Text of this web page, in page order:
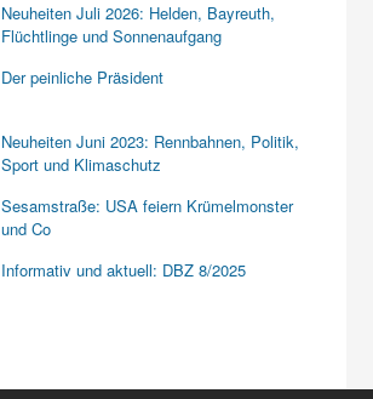
Neuheiten Juli 2026: Helden, Bayreuth,
Flüchtlinge und Sonnenaufgang
Der peinliche Präsident
Neuheiten Juni 2023: Rennbahnen, Politik,
Sport und Klimaschutz
Sesamstraße: USA feiern Krümelmonster
und Co
Informativ und aktuell: DBZ 8/2025